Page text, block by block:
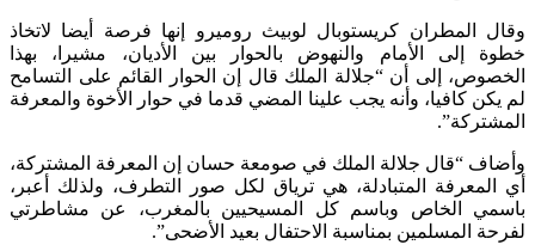
وقال المطران كريستوبال لوبيث روميرو إنها فرصة أيضا لاتخاذ
خطوة إلى الأمام والنهوض بالحوار بين الأديان، مشيرا، بهذا
الخصوص، إلى أن “جلالة الملك قال إن الحوار القائم على التسامح
لم يكن كافيا، وأنه يجب علينا المضي قدما في حوار الأخوة والمعرفة
المشتركة”.
وأضاف “قال جلالة الملك في صومعة حسان إن المعرفة المشتركة،
أي المعرفة المتبادلة، هي ترياق لكل صور التطرف، ولذلك أعبر،
باسمي الخاص وباسم كل المسيحيين بالمغرب، عن مشاطرتي
لفرحة المسلمين بمناسبة الاحتفال بعيد الأضحى”.